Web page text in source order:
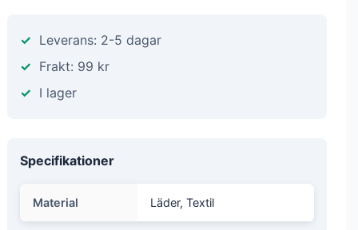
Leverans: 2-5 dagar
Frakt: 99 kr
I lager
Specifikationer
Material Läder, Textil